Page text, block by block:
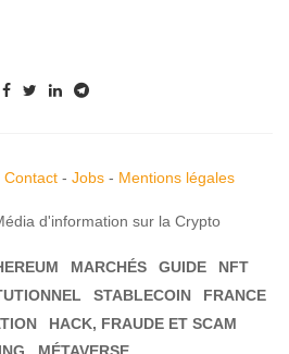
Contact- Jobs- Mentions légales
d'information sur la Crypto
MARCHÉS GUIDE
NFT
STABLECOIN
FRANCE
HACK, FRAUDE ET SCAM